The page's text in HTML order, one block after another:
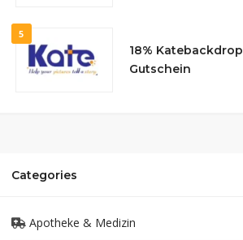
5
18% Katebackdrop
Gutschein
Categories
Apotheke & Medizin